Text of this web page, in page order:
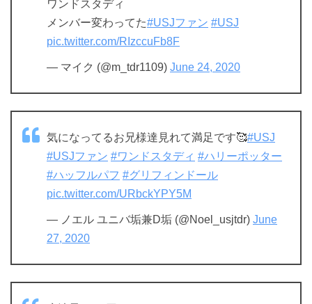
ワンドスタディ
メンバー変わってた#USJファン #USJ
pic.twitter.com/RIzccuFb8F
— マイク (@m_tdr1109) June 24, 2020
気になってるお兄様達見れて満足です🥰#USJ
#USJファン #ワンドスタディ #ハリーポッター
#ハッフルパフ #グリフィンドール
pic.twitter.com/URbckYPY5M
— ノエル ユニバ垢兼D垢 (@Noel_usjtdr) June
27, 2020